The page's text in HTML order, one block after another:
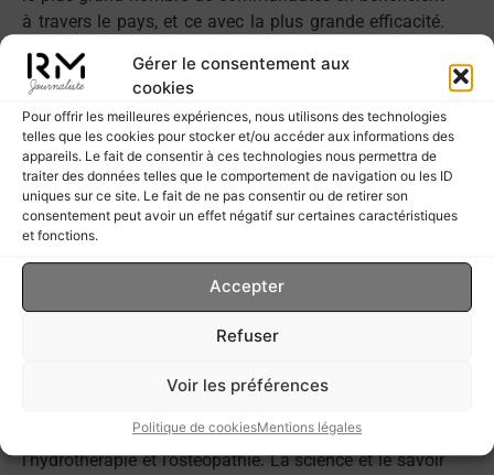
Gérer le consentement aux
cookies
Pour offrir les meilleures expériences, nous utilisons des technologies
telles que les cookies pour stocker et/ou accéder aux informations des
appareils. Le fait de consentir à ces technologies nous permettra de
traiter des données telles que le comportement de navigation ou les ID
uniques sur ce site. Le fait de ne pas consentir ou de retirer son
consentement peut avoir un effet négatif sur certaines caractéristiques
et fonctions.
Accepter
Refuser
Voir les préférences
Politique de cookiesMentions légales
à travers le pays, et ce avec la plus grande efficacité.
situation antérieure : « Avant je devais aller loin de
chez moi pour ce genre de soins. Il y avait de longues
files d’attente, tu devais prendre un ticket et attendre
ton tour, y compris en cas d’urgence. Ici c’est plus
facile, plus rapide et en plus tu bénéficies d’une
attention spéciale. »
réclament une attention spécifique et s’inscrivent dans
la durée. Traumatismes ou problèmes moteurs,
gynécologie, podologie,… sont traités dans ces centres
de pointe, des méthodes liées aux médecines
l’acupuncture, les ultrasons voisinent avec
l’hydrothérapie et l’ostéopathie. La science et le savoir